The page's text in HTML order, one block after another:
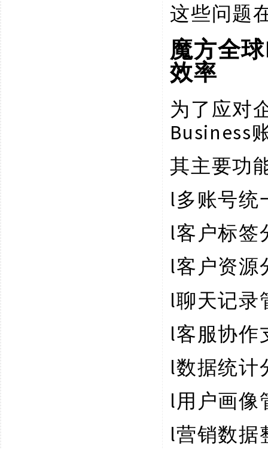
这些问题
魔方全球
效率
为了应对
Business
其主要功
l多账号统
l客户标签
l客户资源
l聊天记录
l客服协作
l数据统计
l用户画像
l营销数据